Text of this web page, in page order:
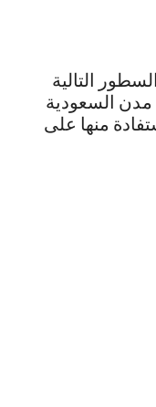
التالية
السعودية
منها على